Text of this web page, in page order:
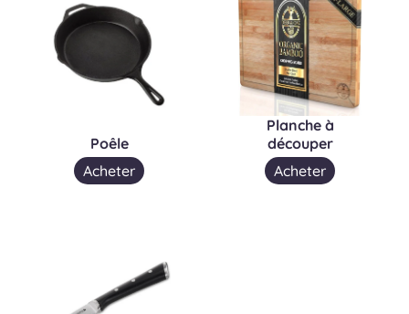
Poêle
Acheter
Planche à
découper
Acheter